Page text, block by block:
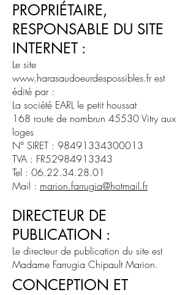
PROPRIÉTAIRE,
RESPONSABLE DU SITE
INTERNET :
Le site
www.harasaudoeurdespossibles.frest
édité par :
La société EARL le petit houssat
168 route de nombrun 45530 Vitry aux
loges
N° SIRET : 98491334300013
TVA : FR52984913343
Tel : 06.22.34.28.01
Mail : marion.farrugia@hotmail.fr
DIRECTEUR DE
PUBLICATION :
Le directeur de publication du site est
Madame Farrugia Chipault Marion.
CONCEPTION ET